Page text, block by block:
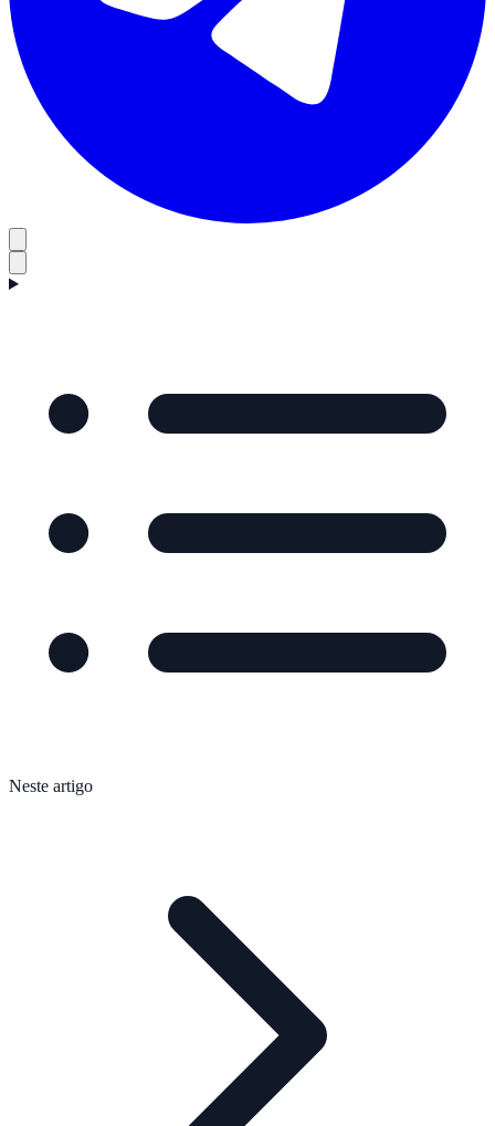
Neste artigo